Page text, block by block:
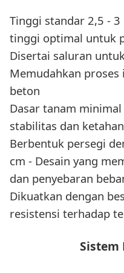
Tinggi standar 2,5 -
tinggi optimal untuk
Disertai saluran
Memudahkan
beton
Dasar tanam
stabilitas dan
Berbentuk persegi
cm - Desain yang
dan penyebaran
Dikuatkan dengan
resistensi terhadap
Sistem